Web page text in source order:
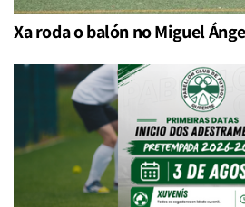
Xa roda o balón no Miguel